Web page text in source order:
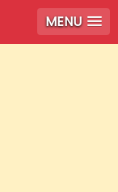
MENU